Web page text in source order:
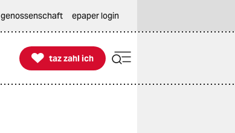
genossenschaft epaper login

taz zahl ich
taz zahl ich